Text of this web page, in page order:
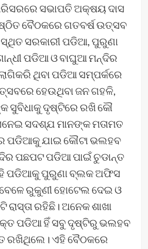
ସଭାପତି ଅକ୍ଷୟ ଦାସ
ବୈଠକରେ ଗତବର୍ଷ ଉତ୍ସବ
ସରକାରୀ ପଡିଆ, ପୁରୁଣା
ପଡିଆ ଓ ବାଘୁଆ ମନ୍ଦିର
ଥିବା ପଡିଆ ସମ୍ପର୍କରେ
ହେଉଥିବା ଜନ ଗହଳି,
ସୁବିଧାକୁ ଦୃଷ୍ଟିରେ ରଖି କୌ
ସଦଶ୍ଯ ମାନଙ୍କ ମତାମତ
ପଡିଆକୁ ଯାଇ କୌଟା ଭଲହବ
ପଛପଟ ପଡିଆ ପାଇଁ ଚୁଡାନ୍ତ
ପଡିଆକୁ ପୁରୁଣା ବ୍ଲକ ଅଫିସ
ରୁକୁଣୀ ହୋଟେଲ ଦେଇ ଓ
ରହିଛି। ଅନେକ ଶାଖା
ପଡିଆ ହିଁ ସବୁ ଦୃଷ୍ଟିରୁ ଭଲହବ
ଏହି ବୈଠକରେ